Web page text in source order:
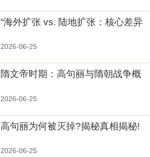
“海外扩张 vs. 陆地扩张：核心差异
2026-06-25
隋文帝时期：高句丽与隋朝战争概
2026-06-25
高句丽为何被灭掉?揭秘真相揭秘!
2026-06-25